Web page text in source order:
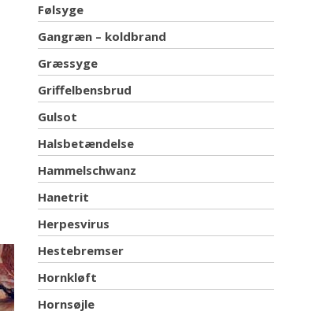
Følsyge
Gangræn – koldbrand
Græssyge
Griffelbensbrud
Gulsot
Halsbetændelse
Hammelschwanz
Hanetrit
Herpesvirus
Hestebremser
Hornkløft
Hornsøjle